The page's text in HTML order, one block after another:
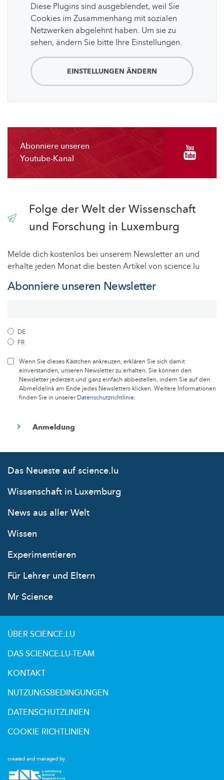
Diese Plugins sind ausgeblendet, weil Sie
Cookies im Zusammenhang mit sozialen
Netzwerken abgelehnt haben. Um sie zu
sehen, ändern Sie bitte Ihre Einstellungen.
EINSTELLUNGEN ÄNDERN
Abonniere unseren
Youtube-Kanal
Folge der Welt der Wissenschaft
und Forschung in Luxemburg
Melde dich kostenlos bei unserem Newsletter an und
erhalte jeden Monat die besten Artikel von science.lu
Abonniere unseren Newsletter
DE
FR
Wenn Sie dieses Kästchen ankreuzen, erklären Sie sich damit
einverstanden, unseren Newsletter zu erhalten. Sie können den
Newsletter jederzeit und ganz einfach abbestellen, indem Sie auf den
Abmeldelink am Ende jedes Newsletters klicken. Weitere Informationen
finden Sie in unsererDatenschutzrichtlinie.
Das Neueste auf science.lu
Wissenschaft in Luxemburg
News aus aller Welt
Wissen
Experimentieren
Für Lehrer und Eltern
Mr Science
created and managed by
ÜBER SCIENCE.LU
DAS SCIENCE.LU-TEAM
KONTAKT
NUTZUNGSBEDINGUNGEN
DATENSCHUTZLINIEN
COOKIE RICHTLINIEN